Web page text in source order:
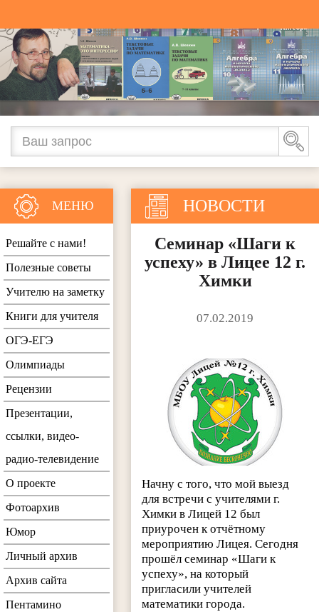
НОВОСТИ
Семинар «Шаги к
успеху» в Лицее 12 г.
Химки
07.02.2019
Начну с того, что мой выезд
для встречи с учителями г.
Химки в Лицей 12 был
приурочен к отчётному
мероприятию Лицея. Сегодня
прошёл семинар «Шаги к
успеху», на который
пригласили учителей
математики города.
МЕНЮ
Решайте с нами!
Полезные советы
Учителю на заметку
Книги для учителя
ОГЭ-ЕГЭ
Олимпиады
Рецензии
Презентации,
ссылки, видео-
радио-телевидение
О проекте
Фотоархив
Юмор
Личный архив
Архив сайта
Пентамино